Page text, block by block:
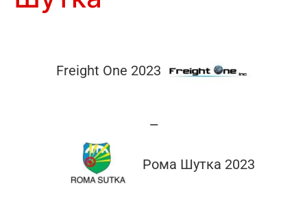
Freight One 2023
—
Рома Шутка 2023